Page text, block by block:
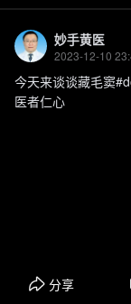
妙手黄医
2023-12-10
今天来谈谈藏毛窦
医者仁心
分享